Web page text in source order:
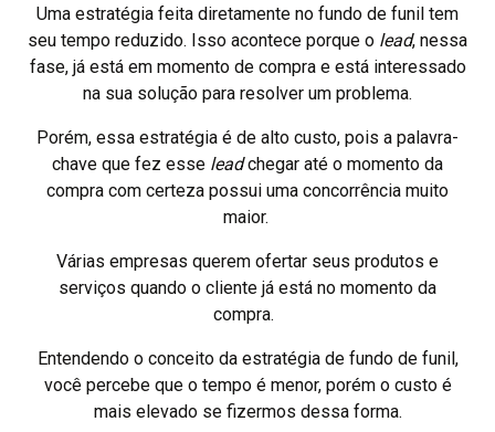
Uma estratégia feita diretamente no fundo de funil tem
seu tempo reduzido. Isso acontece porque o lead, nessa
fase, já está em momento de compra e está interessado
na sua solução para resolver um problema.
Porém, essa estratégia é de alto custo, pois a palavra-
chave que fez esse leadchegar até o momento da
compra com certeza possui uma concorrência muito
maior.
Várias empresas querem ofertar seus produtos e
serviços quando o cliente já está no momento da
compra.
Entendendo o conceito da estratégia de fundo de funil,
você percebe que o tempo é menor, porém o custo é
mais elevado se fizermos dessa forma.